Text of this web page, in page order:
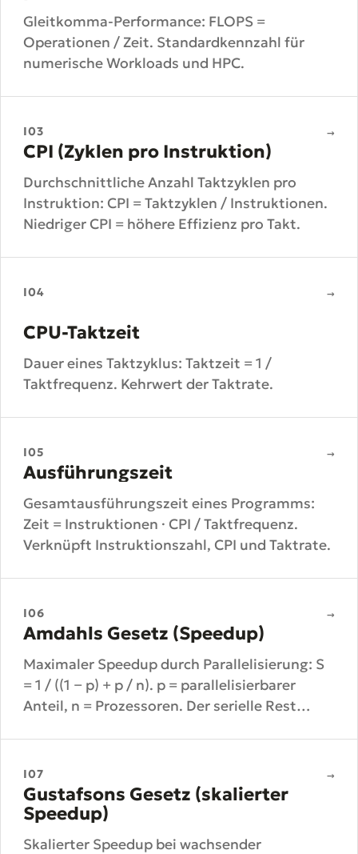
Gleitkomma-Performance: FLOPS =
Operationen / Zeit. Standardkennzahl für
numerische Workloads und HPC.
I03 →
CPI (Zyklen pro Instruktion)
Durchschnittliche Anzahl Taktzyklen pro
Instruktion: CPI = Taktzyklen / Instruktionen.
Niedriger CPI = höhere Effizienz pro Takt.
I04 →
CPU-Taktzeit
Dauer eines Taktzyklus: Taktzeit = 1 /
Taktfrequenz. Kehrwert der Taktrate.
I05 →
Ausführungszeit
Gesamtausführungszeit eines Programms:
Zeit = Instruktionen · CPI / Taktfrequenz.
Verknüpft Instruktionszahl, CPI und Taktrate.
I06 →
Amdahls Gesetz (Speedup)
Maximaler Speedup durch Parallelisierung: S
= 1 / ((1 − p) + p / n). p = parallelisierbarer
Anteil, n = Prozessoren. Der serielle Rest
I07 →
Gustafsons Gesetz (skalierter
Speedup)
Skalierter Speedup bei wachsender